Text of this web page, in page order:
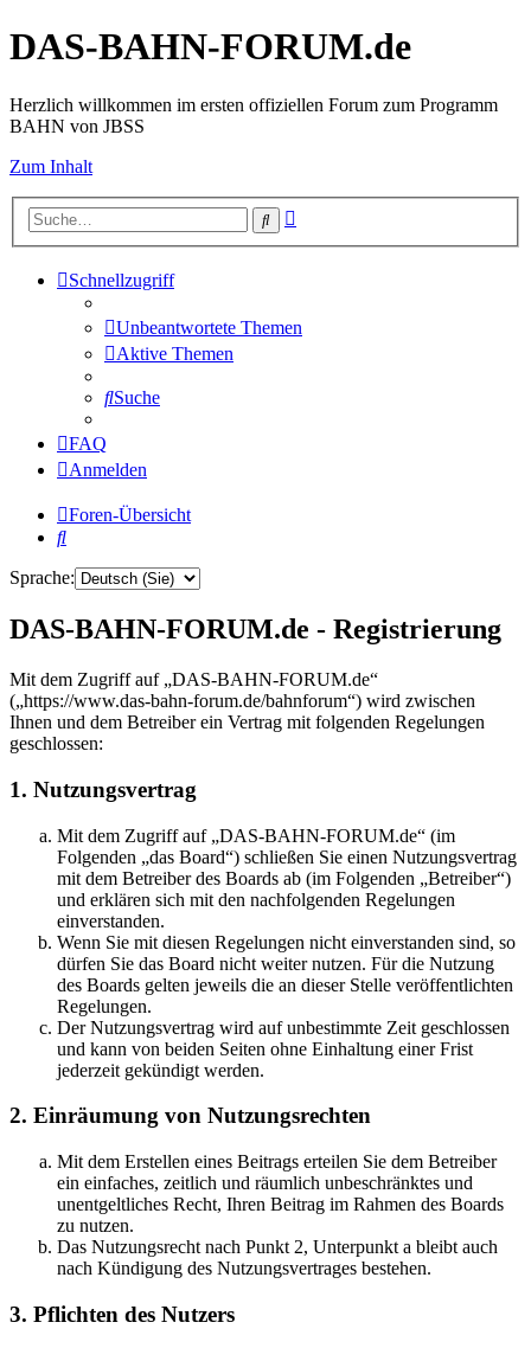
DAS-BAHN-FORUM.de
Herzlich willkommen im ersten offiziellen Forum zum Programm
BAHN von JBSS
Zum Inhalt
Suche
Schnellzugriff
Unbeantwortete Themen
Aktive Themen
Suche
FAQ
Anmelden
Foren-Übersicht
Suche
Sprache:
DAS-BAHN-FORUM.de - Registrierung
Mit dem Zugriff auf „DAS-BAHN-FORUM.de“
(„https://www.das-bahn-forum.de/bahnforum“) wird zwischen
Ihnen und dem Betreiber ein Vertrag mit folgenden Regelungen
geschlossen:
1. Nutzungsvertrag
Mit dem Zugriff auf „DAS-BAHN-FORUM.de“ (im
Folgenden „das Board“) schließen Sie einen Nutzungsvertrag
mit dem Betreiber des Boards ab (im Folgenden „Betreiber“)
und erklären sich mit den nachfolgenden Regelungen
einverstanden.
Wenn Sie mit diesen Regelungen nicht einverstanden sind, so
dürfen Sie das Board nicht weiter nutzen. Für die Nutzung
des Boards gelten jeweils die an dieser Stelle veröffentlichten
Regelungen.
Der Nutzungsvertrag wird auf unbestimmte Zeit geschlossen
und kann von beiden Seiten ohne Einhaltung einer Frist
jederzeit gekündigt werden.
2. Einräumung von Nutzungsrechten
Mit dem Erstellen eines Beitrags erteilen Sie dem Betreiber
ein einfaches, zeitlich und räumlich unbeschränktes und
unentgeltliches Recht, Ihren Beitrag im Rahmen des Boards
zu nutzen.
Das Nutzungsrecht nach Punkt 2, Unterpunkt a bleibt auch
nach Kündigung des Nutzungsvertrages bestehen.
3. Pflichten des Nutzers